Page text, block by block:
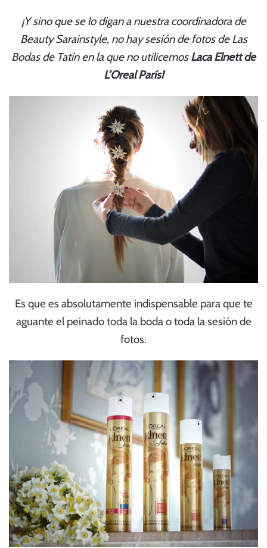
¡Y sino que se lo digan a nuestra coordinadora de
BeautySarainstyle, no hay sesión de fotos de Las
Bodas de Tatín en la que no utilicemosLaca Elnett de
L’Oreal París!
Es que es absolutamente indispensable para que te
aguante el peinado toda la boda o toda la sesión de
fotos.